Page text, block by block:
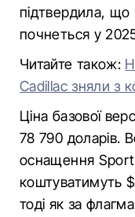
підтвердила,
почнеться у
Читайте також:
Cadillac зняли з
Ціна базової
78 790 доларів.
оснащення
коштуватимуть
тоді як за